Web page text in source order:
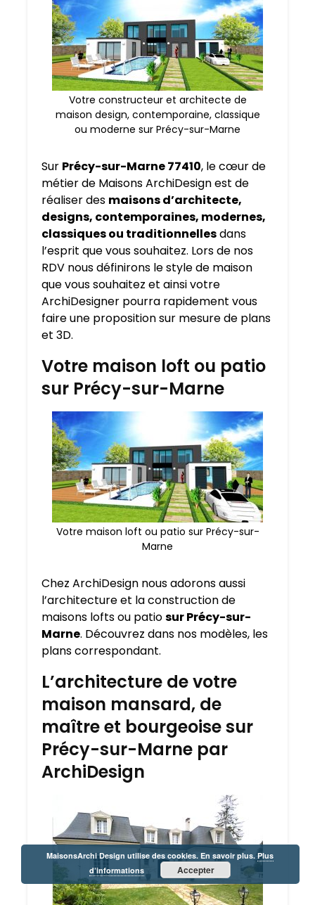
Votre constructeur et architecte de
maison design, contemporaine, classique
ou moderne sur Précy-sur-Marne
Sur Précy-sur-Marne 77410, le cœur de
métier de Maisons ArchiDesign est de
réaliser des maisons d’architecte,
designs, contemporaines, modernes,
classiques ou traditionnellesdans
l’esprit que vous souhaitez. Lors de nos
RDV nous définirons le style de maison
que vous souhaitez et ainsi votre
ArchiDesigner pourra rapidement vous
faire une proposition sur mesure de plans
et 3D.
Votre maison loft ou patio
sur Précy-sur-Marne
Votre maison loft ou patio sur Précy-sur-
Marne
Chez ArchiDesign nous adorons aussi
l’architecture et la construction de
maisons lofts ou patiosur Précy-sur-
Marne. Découvrez dans nos modèles, les
plans correspondant.
L’architecture de votre
maison mansard, de
maître et bourgeoise sur
Précy-sur-Marne par
ArchiDesign
MaisonsArchi Design utilise des cookies. En savoir plus.Plus
d’informations
Accepter